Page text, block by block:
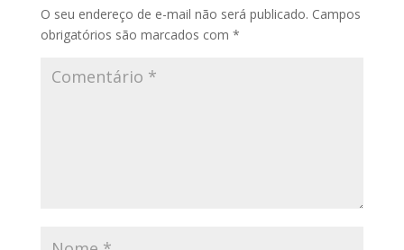
O seu endereço de e-mail não será publicado. Campos
obrigatórios são marcados com *